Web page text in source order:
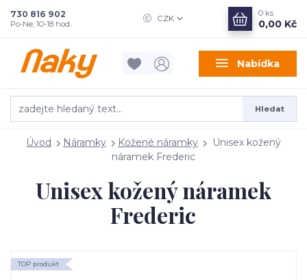
Nabídka
CZK
Hledat
730 816 902
Po-Ne, 10-18 hod.
0 ks
0,00 Kč
Úvod Náramky Kožené náramky
Unisex kožený
náramek Frederic
Unisex kožený náramek
Frederic
TOP produkt